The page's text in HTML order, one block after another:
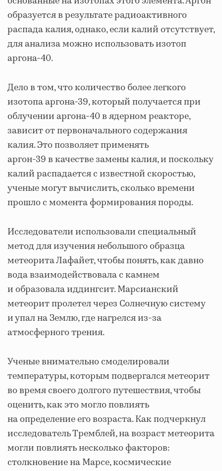
образуется в результате радиоактивного
распада калия, однако, если калий отсутствует,
для анализа можно использовать изотоп
аргона-40.
Дело в том, что количество более легкого
изотопа аргона-39, который получается при
облучении аргона-40 в ядерном реакторе,
зависит от первоначального содержания
калия. Это позволяет применять
аргон-39 в качестве замены калия, и поскольку
калий распадается с известной скоростью,
ученые могут вычислить, сколько времени
прошло с момента формирования породы.
Исследователи использовали специальный
метод для изучения небольшого образца
метеорита Лафайет, чтобы понять, как давно
вода взаимодействовала с камнем
и образовала иддингсит. Марсианский
метеорит пролетел через Солнечную систему
и упал на Землю, где нагрелся из-за
атмосферного трения.
Ученые внимательно смоделировали
температуры, которым подвергался метеорит
во время своего долгого путешествия, чтобы
оценить, как это могло повлиять
на определение его возраста. Как подчеркнул
исследователь Тремблей, на возраст метеорита
могли повлиять несколько факторов:
столкновение на Марсе, космические